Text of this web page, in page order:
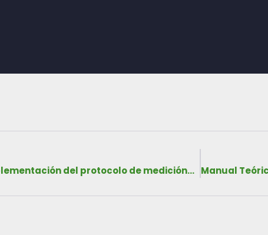
Resultados finales de la implementación del protocolo de medición de carbono en ecosistemas de manglares en los distritos de remedios, San Félix y San Lorenzo, provincia de Chiriquí